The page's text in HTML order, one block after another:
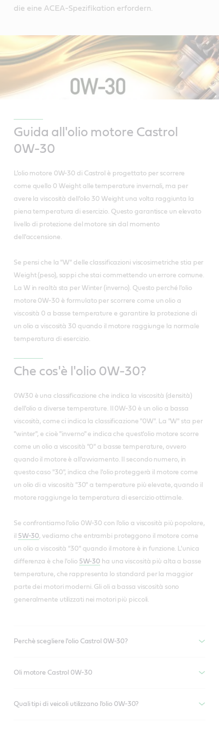
die eine ACEA-Spezifikation erfordern.
Guida all'olio motore Castrol
0W-30
L’olio motore 0W-30 di Castrol è progettato per scorrere
come quello 0 Weight alle temperature invernali, ma per
avere la viscosità dell’olio 30 Weight una volta raggiunta la
piena temperatura di esercizio. Questo garantisce un elevato
livello di protezione del motore sin dal momento
dell'accensione.
Se pensi che la "W" delle classificazioni viscosimetriche stia per
Weight (peso), sappi che stai commettendo un errore comune.
La W in realtà sta per Winter (inverno). Questo perché l'olio
motore 0W-30 è formulato per scorrere come un olio a
viscosità 0 a basse temperature e garantire la protezione di
un olio a viscosità 30 quando il motore raggiunge la normale
temperatura di esercizio.
Che cos'è l'olio 0W-30?
0W30 è una classificazione che indica la viscosità (densità)
dell'olio a diverse temperature. Il 0W-30 è un olio a bassa
viscosità, come ci indica la classificazione "0W". La "W" sta per
"winter", e cioè "inverno" e indica che quest'olio motore scorre
come un olio a viscosità "0" a basse temperature, ovvero
quando il motore è all'avviamento. Il secondo numero, in
questo caso "30", indica che l'olio proteggerà il motore come
un olio di a viscosità "30" a temperature più elevate, quando il
motore raggiunge la temperatura di esercizio ottimale.
Se confrontiamo l'olio 0W-30 con l'olio a viscosità più popolare,
il 5W-30, vediamo che entrambi proteggono il motore come
un olio a viscosità "30" quando il motore è in funzione. L'unica
differenza è che l'olio 5W-30 ha una viscosità più alta a basse
temperature, che rappresenta lo standard per la maggior
parte dei motori moderni. Gli oli a bassa viscosità sono
generalmente utilizzati nei motori più piccoli.
Perchè scegliere l'olio Castrol 0W-30?
Oli motore Castrol 0W-30
Quali tipi di veicoli utilizzano l'olio 0W-30?